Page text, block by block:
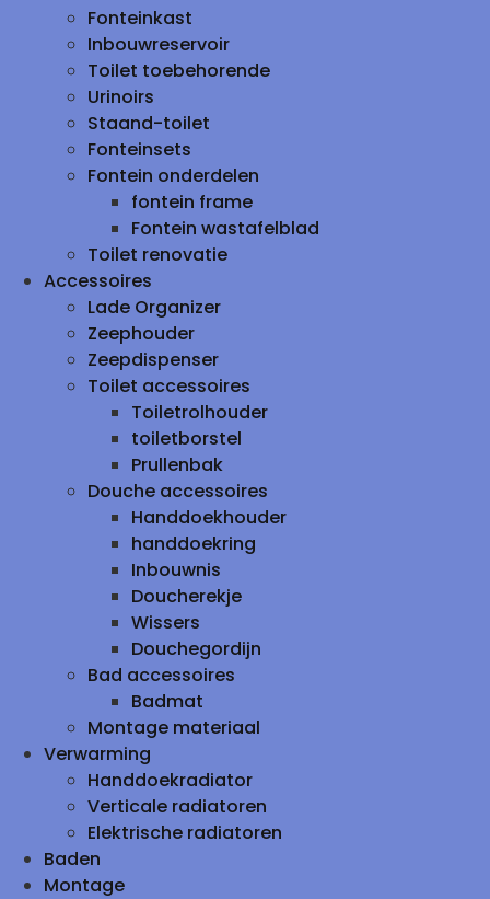
Fonteinkast
Inbouwreservoir
Toilet toebehorende
Urinoirs
Staand-toilet
Fonteinsets
Fontein onderdelen
fontein frame
Fontein wastafelblad
Toilet renovatie
Accessoires
Lade Organizer
Zeephouder
Zeepdispenser
Toilet accessoires
Toiletrolhouder
toiletborstel
Prullenbak
Douche accessoires
Handdoekhouder
handdoekring
Inbouwnis
Doucherekje
Wissers
Douchegordijn
Bad accessoires
Badmat
Montage materiaal
Verwarming
Handdoekradiator
Verticale radiatoren
Elektrische radiatoren
Baden
Montage